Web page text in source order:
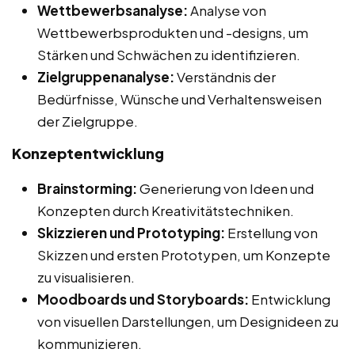
Wettbewerbsanalyse:Analyse von
Wettbewerbsprodukten und -designs, um
Stärken und Schwächen zu identifizieren.
Zielgruppenanalyse:Verständnis der
Bedürfnisse, Wünsche und Verhaltensweisen
der Zielgruppe.
Konzeptentwicklung
Brainstorming:Generierung von Ideen und
Konzepten durch Kreativitätstechniken.
Skizzieren und Prototyping: Erstellung von
Skizzen und ersten Prototypen, um Konzepte
zu visualisieren.
Moodboards und Storyboards: Entwicklung
von visuellen Darstellungen, um Designideen zu
kommunizieren.